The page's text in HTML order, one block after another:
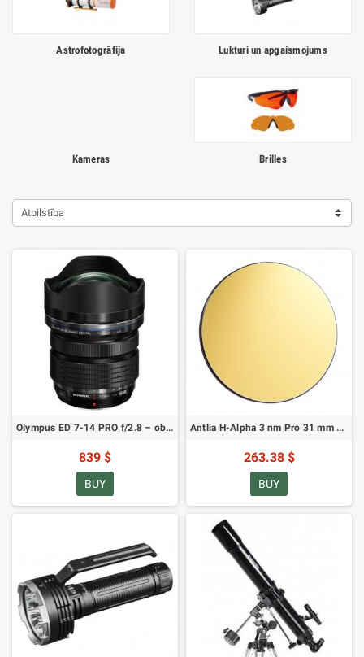
Astrofotogrāfija Lukturi un apgaismojums
Kameras Brilles
Atbilstība
Olympus ED 7-14 PRO f/2.8 – objektīvs Micro 4:3
839 $
BUY
Antlia H-Alpha 3 nm Pro 31 mm nemontēts šaurjoslas filtrs
263.38 $
BUY